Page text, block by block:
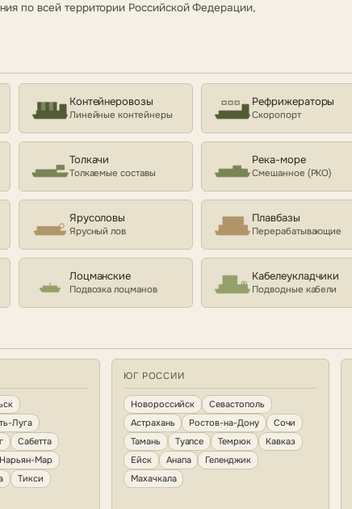
по всей территории Российской Федерации,
Контейнеровозы
Линейные контейнеры
Рефрижераторы
Скоропорт
Толкачи
Толкаемые составы
Река-море
Смешанное (РКО)
Ярусоловы
Ярусный лов
Плавбазы
Перерабатывающие
Лоцманские
Подвозка лоцманов
Кабелеукладчики
Подводные кабели
Луга
Сабетта
Нарьян-Мар
Тикси
ЮГ РОССИИ
Новороссийск
Севастополь
Астрахань
Ростов-на-Дону
Сочи
Тамань
Туапсе Темрюк
Кавказ
Ейск
Анапа
Геленджик
Махачкала